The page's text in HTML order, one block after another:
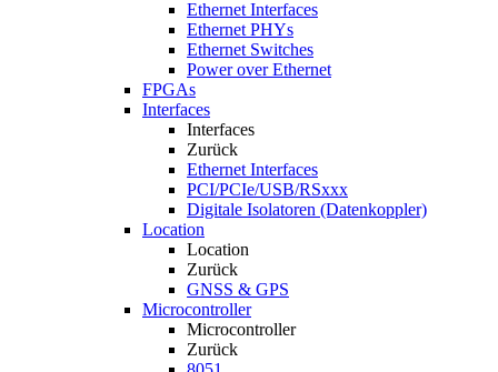
Ethernet Interfaces
Ethernet PHYs
Ethernet Switches
Power over Ethernet
FPGAs
Interfaces
Interfaces
Zurück
Ethernet Interfaces
PCI/PCIe/USB/RSxxx
Digitale Isolatoren (Datenkoppler)
Location
Location
Zurück
GNSS & GPS
Microcontroller
Microcontroller
Zurück